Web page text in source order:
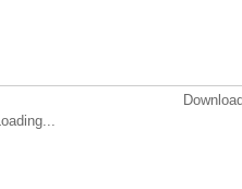
Loading...